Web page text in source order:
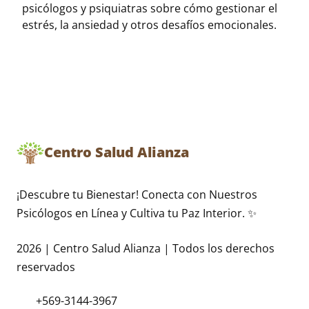
psicólogos y psiquiatras sobre cómo gestionar el
estrés, la ansiedad y otros desafíos emocionales.
Centro Salud Alianza
¡Descubre tu Bienestar! Conecta con Nuestros
Psicólogos en Línea y Cultiva tu Paz Interior. ✨
2026 | Centro Salud Alianza | Todos los derechos
reservados
+569-3144-3967